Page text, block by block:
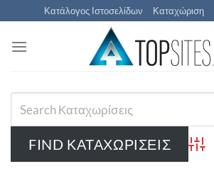
Μετάβαση
στο
περιεχόμενο
Κατάλογος Ιστοσελίδων Καταχώριση